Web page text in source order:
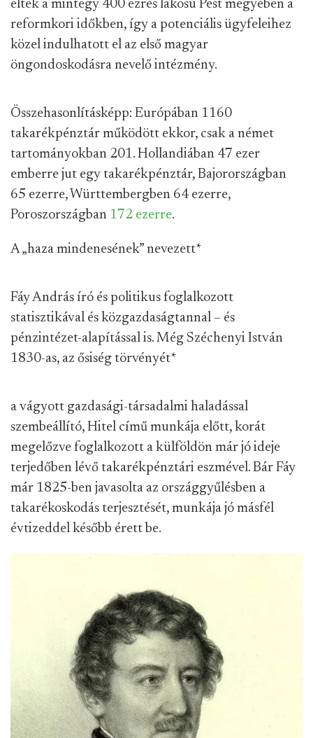
éltek a mintegy 400 ezres lakosú Pest megyében a
reformkori időkben, így a potenciális ügyfeleihez
közel indulhatott el az első magyar
öngondoskodásra nevelő intézmény.
Összehasonlításképp: Európában 1160
takarékpénztár működött ekkor, csak a német
tartományokban 201. Hollandiában 47 ezer
emberre jut egy takarékpénztár, Bajorországban
65 ezerre, Württembergben 64 ezerre,
Poroszországban 172 ezerre.
A „haza mindenesének” nevezett*
Fáy András író és politikus foglalkozott
statisztikával és közgazdaságtannal – és
pénzintézet-alapítással is. Még Széchenyi István
1830-as, az ősiség törvényét*
a vágyott gazdasági-társadalmi haladással
szembeállító, Hitel című munkája előtt, korát
megelőzve foglalkozott a külföldön már jó ideje
terjedőben lévő takarékpénztári eszmével. Bár Fáy
már 1825-ben javasolta az országgyűlésben a
takarékoskodás terjesztését, munkája jó másfél
évtizeddel később érett be.